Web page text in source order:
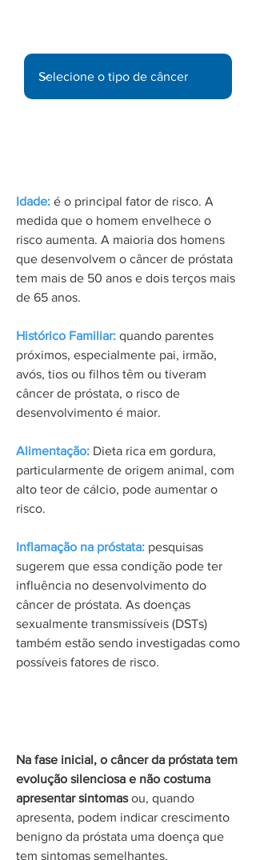
Idade: é o principal fator de risco. A
medida que o homem envelhece o
risco aumenta. A maioria dos homens
que desenvolvem o câncer de próstata
tem mais de 50 anos e dois terços mais
de 65 anos.
Histórico Familiar: quando parentes
próximos, especialmente pai, irmão,
avós, tios ou filhos têm ou tiveram
câncer de próstata, o risco de
desenvolvimento é maior.
Alimentação: Dieta rica em gordura,
particularmente de origem animal, com
alto teor de cálcio, pode aumentar o
risco.
Inflamação na próstata: pesquisas
sugerem que essa condição pode ter
influência no desenvolvimento do
câncer de próstata. As doenças
sexualmente transmissíveis (DSTs)
também estão sendo investigadas como
possíveis fatores de risco.
Na fase inicial, o câncer da próstata tem
evolução silenciosa e não costuma
apresentar sintomasou, quando
apresenta, podem indicar crescimento
benigno da próstata uma doença que
tem sintomas semelhantes.